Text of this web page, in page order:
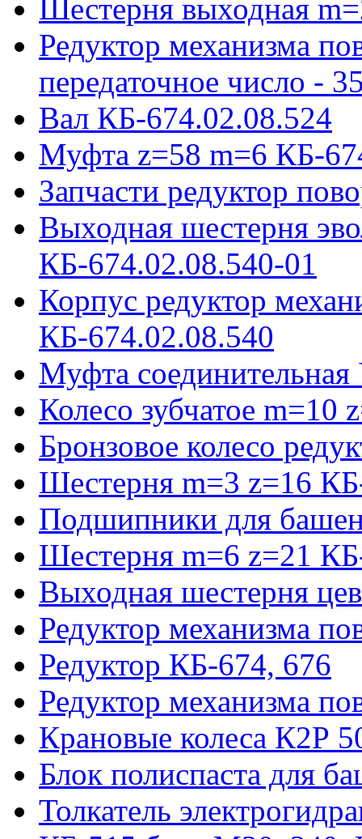
Шестерня выходная
Редуктор механизма
передаточное число -
Вал КБ-674.02.08.524
Муфта z=58 m=6 КБ-
Запчасти редуктор
Выходная шестерня
КБ-674.02.08.540-01
Корпус редуктор
КБ-674.02.08.540
Муфта соединительная
Колесо зубчатое
Бронзовое колесо
Шестерня m=3 z=16
Подшипники для
Шестерня m=6 z=21
Выходная шестерня
Редуктор механизма
Редуктор КБ-674, 676
Редуктор механизма
Крановые колеса К2Р
Блок полиспаста для
Толкатель